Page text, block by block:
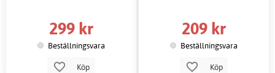
299 kr
Beställningsvara
Köp
209 kr
Beställningsvara
Köp